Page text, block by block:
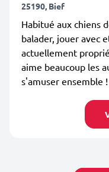
25190, Bief
Habitué aux chiens
balader, jouer avec
actuellement
aime beaucoup les
s'amuser ensemble